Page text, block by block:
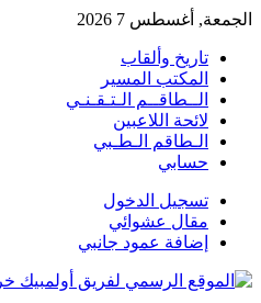
الجمعة, أغسطس 7 2026
تاريخ وألقاب
المكتب المسير
الــطاقــم الـتـقـنـي
لائحة اللاعبين
الـطاقم الـطـبي
حسابي
تسجيل الدخول
مقال عشوائي
إضافة عمود جانبي